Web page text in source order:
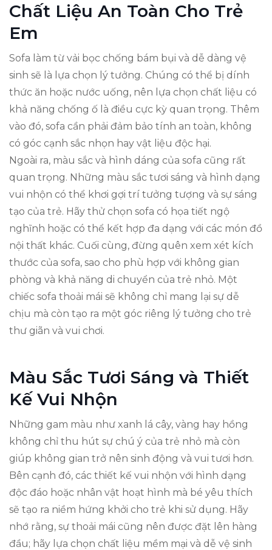
Chất Liệu An Toàn Cho Trẻ
Em
Sofa làm từ vải bọc chống bám bụi và dễ dàng vệ
sinh sẽ là lựa chọn lý tưởng. Chúng có thể bị dính
thức ăn hoặc nước uống, nên lựa chọn chất liệu có
khả năng chống ố là điều cực kỳ quan trọng. Thêm
vào đó, sofa cần phải đảm bảo tính an toàn, không
có góc cạnh sắc nhọn hay vật liệu độc hại.
Ngoài ra, màu sắc và hình dáng của sofa cũng rất
quan trọng. Những màu sắc tươi sáng và hình dạng
vui nhộn có thể khơi gợi trí tưởng tượng và sự sáng
tạo của trẻ. Hãy thử chọn sofa có họa tiết ngộ
nghĩnh hoặc có thể kết hợp đa dạng với các món đồ
nội thất khác. Cuối cùng, đừng quên xem xét kích
thước của sofa, sao cho phù hợp với không gian
phòng và khả năng di chuyển của trẻ nhỏ. Một
chiếc sofa thoải mái sẽ không chỉ mang lại sự dễ
chịu mà còn tạo ra một góc riêng lý tưởng cho trẻ
thư giãn và vui chơi.
Màu Sắc Tươi Sáng và Thiết
Kế Vui Nhộn
Những gam màu như xanh lá cây, vàng hay hồng
không chỉ thu hút sự chú ý của trẻ nhỏ mà còn
giúp không gian trở nên sinh động và vui tươi hơn.
Bên cạnh đó, các thiết kế vui nhộn với hình dạng
độc đáo hoặc nhân vật hoạt hình mà bé yêu thích
sẽ tạo ra niềm hứng khởi cho trẻ khi sử dụng. Hãy
nhớ rằng, sự thoải mái cũng nên được đặt lên hàng
đầu; hãy lựa chọn chất liệu mềm mại và dễ vệ sinh